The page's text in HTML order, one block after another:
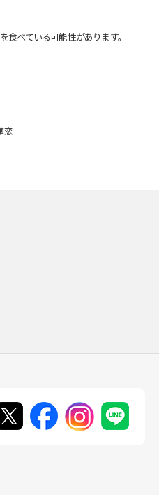
べている可能性があります。
恋